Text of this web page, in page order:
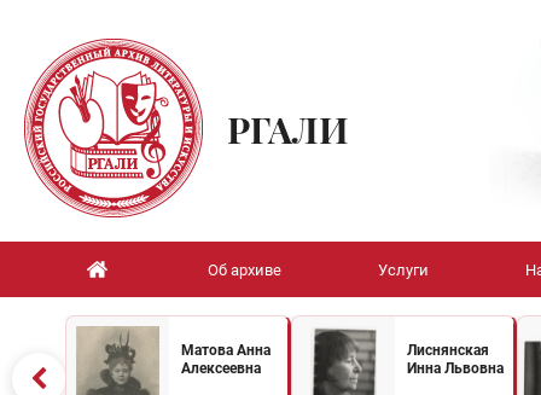
РГАЛИ
Об архиве Услуги
Матова Анна
Алексеевна
Лиснянская
Инна Львовна